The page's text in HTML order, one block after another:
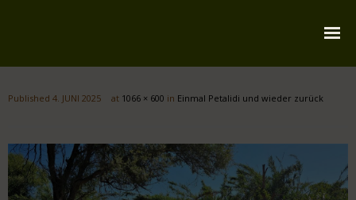
Reiserouten
Widmung
Published 4. JUNI 2025 at 1066 × 600 in Einmal Petalidi und wieder zurück